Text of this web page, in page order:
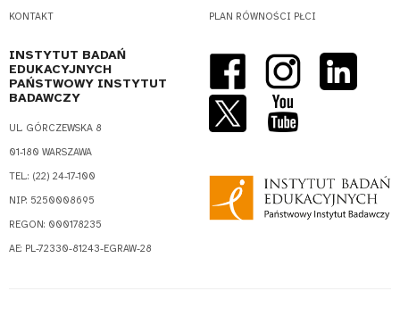
KONTAKT
PLAN RÓWNOŚCI PŁCI
INSTYTUT BADAŃ
EDUKACYJNYCH
PAŃSTWOWY INSTYTUT
BADAWCZY
UL. GÓRCZEWSKA 8
01-180 WARSZAWA
TEL.: (22) 24-17-100
NIP: 5250008695
REGON: 000178235
AE: PL-72330-81243-EGRAW-28